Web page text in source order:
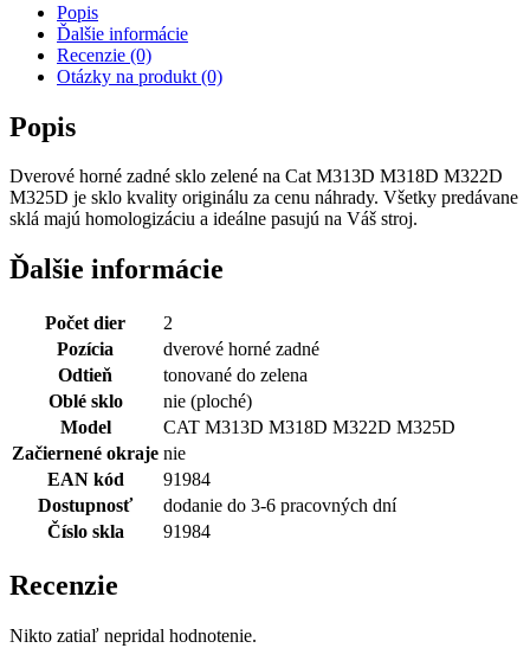
Popis
Ďalšie informácie
Recenzie (0)
Otázky na produkt (0)
Popis
Dverové horné zadné sklo zelené na Cat M313D M318D M322D
M325D je sklo kvality originálu za cenu náhrady. Všetky predávane
sklá majú homologizáciu a ideálne pasujú na Váš stroj.
Ďalšie informácie
Počet dier
2
Pozícia
dverové horné zadné
Odtieň
tonované do zelena
Oblé sklo
nie (ploché)
Model
CAT M313D M318D M322D M325D
Začiernené okraje nie
EAN kód
91984
Dostupnosť
dodanie do 3-6 pracovných dní
Číslo skla
91984
Recenzie
Nikto zatiaľ nepridal hodnotenie.